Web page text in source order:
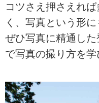
コツさえ押さえれ
く、写真という形に
ぜひ写真に精通し
で写真の撮り方を学